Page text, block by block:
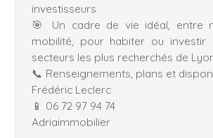
investisseurs
🎯 Un cadre de vie idéal, entre
mobilité, pour habiter ou investir
secteurs les plus recherchés de
📞 Renseignements, plans et
Frédéric Leclerc
📱 06 72 97 94 74
Adriaimmobilier